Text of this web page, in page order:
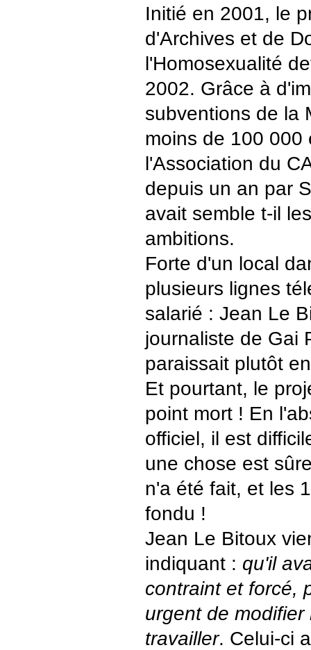
Initié en 2001, le
d'Archives et de
l'Homosexualité
2002. Grâce à
subventions de la
moins de 100 000
l'Association du
depuis un an par
avait semble t-il
ambitions.
Forte d'un local
plusieurs lignes
salarié : Jean Le
journaliste de Gai
paraissait plutôt
Et pourtant, le
point mort ! En
officiel, il est
une chose est
n'a été fait, et les
fondu !
Jean Le Bitoux
indiquant : qu'il
contraint et forcé,
urgent de
travailler. Celui-ci